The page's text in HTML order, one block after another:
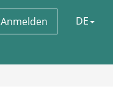
Anmelden DE